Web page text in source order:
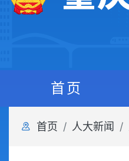
首页
首页 人大新闻